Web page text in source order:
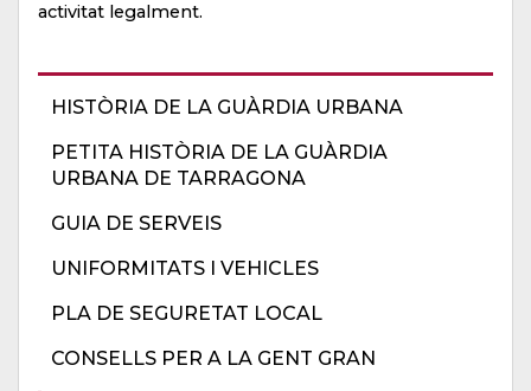
HISTÒRIA DE LA GUÀRDIA URBANA
PETITA HISTÒRIA DE LA GUÀRDIA
URBANA DE TARRAGONA
GUIA DE SERVEIS
UNIFORMITATS I VEHICLES
PLA DE SEGURETAT LOCAL
CONSELLS PER A LA GENT GRAN
activitat legalment.